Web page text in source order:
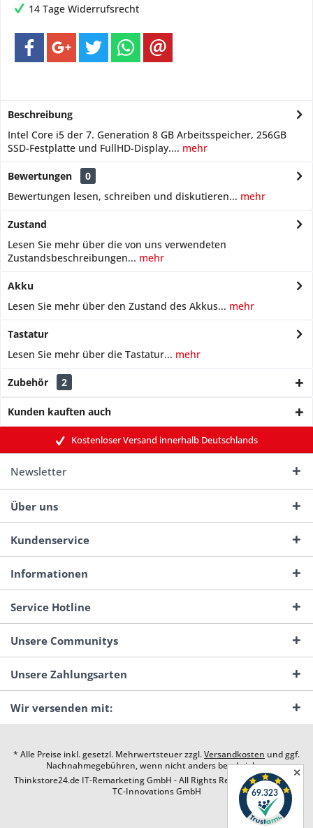
14 Tage Widerrufsrecht
Beschreibung
Intel Core i5 der 7. Generation 8 GB Arbeitsspeicher, 256GB
SSD-Festplatte und FullHD-Display.... mehr
Bewertungen
0
Bewertungen lesen, schreiben und diskutieren... mehr
Zustand
Lesen Sie mehr über die von uns verwendeten
Zustandsbeschreibungen... mehr
Akku
Lesen Sie mehr über den Zustand des Akkus... mehr
Tastatur
Lesen Sie mehr über die Tastatur... mehr
Zubehör 2
Kunden kauften auch
Kostenloser Versand innerhalb Deutschlands
Newsletter
Über uns
Kundenservice
Informationen
Service Hotline
Unsere Communitys
Unsere Zahlungsarten
Wir versenden mit:
* Alle Preise inkl. gesetzl. Mehrwertsteuer zzgl.Versandkosten und ggf.
Nachnahmegebühren, wenn nicht anders beschrieben
Thinkstore24.de IT-Remarketing GmbH - All Rights Reserved. Design by
TC-Innovations GmbH
✕